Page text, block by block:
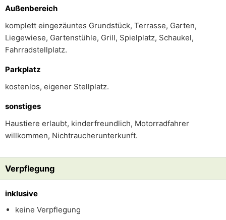
Außenbereich
komplett eingezäuntes Grundstück, Terrasse, Garten,
Liegewiese, Gartenstühle, Grill, Spielplatz, Schaukel,
Fahrradstellplatz.
Parkplatz
kostenlos, eigener Stellplatz.
sonstiges
Haustiere erlaubt, kinderfreundlich, Motorradfahrer
willkommen, Nichtraucherunterkunft.
Verpflegung
inklusive
keine Verpflegung